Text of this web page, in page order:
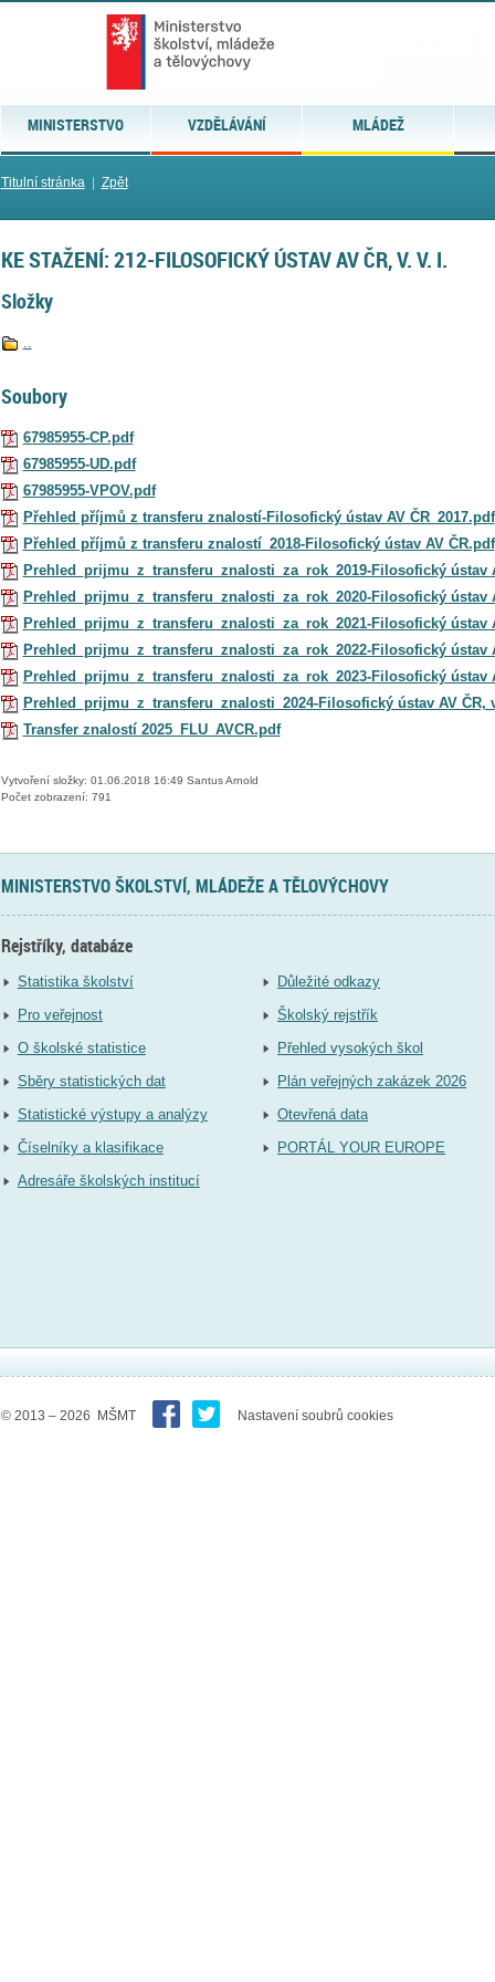
MINISTERSTVO VZDĚLÁVÁNÍ MLÁDEŽ
Titulní stránka| Zpět
KE STAŽENÍ: 212-FILOSOFICKÝ ÚSTAV AV ČR, V. V. I.
Složky
..
Soubory
67985955-CP.pdf
67985955-UD.pdf
67985955-VPOV.pdf
Přehled příjmů z transferu znalostí-Filosofický ústav AV ČR_2017.pdf
Přehled příjmů z transferu znalostí_2018-Filosofický ústav AV ČR.pdf
Prehled_prijmu_z_transferu_znalosti_za_rok_2019-Filosofický ústav
Prehled_prijmu_z_transferu_znalosti_za_rok_2020-Filosofický ústav
Prehled_prijmu_z_transferu_znalosti_za_rok_2021-Filosofický ústav
Prehled_prijmu_z_transferu_znalosti_za_rok_2022-Filosofický ústav
Prehled_prijmu_z_transferu_znalosti_za_rok_2023-Filosofický ústav
Prehled_prijmu_z_transferu_znalosti_2024-Filosofický ústav AV ČR,
Transfer znalostí 2025_FLU_AVCR.pdf
Vytvoření složky: 01.06.2018 16:49 Santus Arnold
Počet zobrazení: 791
MINISTERSTVO ŠKOLSTVÍ, MLÁDEŽE A TĚLOVÝCHOVY
Rejstříky, databáze
Statistika školství
Pro veřejnost
O školské statistice
Sběry statistických dat
Statistické výstupy a analýzy
Číselníky a klasifikace
Adresáře školských institucí
Důležité odkazy
Školský rejstřík
Přehled vysokých škol
Plán veřejných zakázek 2026
Otevřená data
PORTÁL YOUR EUROPE
© 2013 – 2026 MŠMT Nastavení soubrů cookies